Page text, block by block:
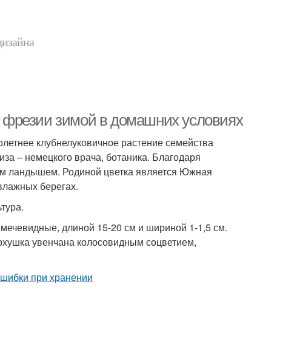
фрезии зимой в домашних условиях
клубнелуковичное растение семейства
– немецкого врача, ботаника. Благодаря
ландышем. Родиной цветка является Южная
берегах.
длиной 15-20 см и шириной 1-1,5 см.
увенчана колосовидным соцветием,